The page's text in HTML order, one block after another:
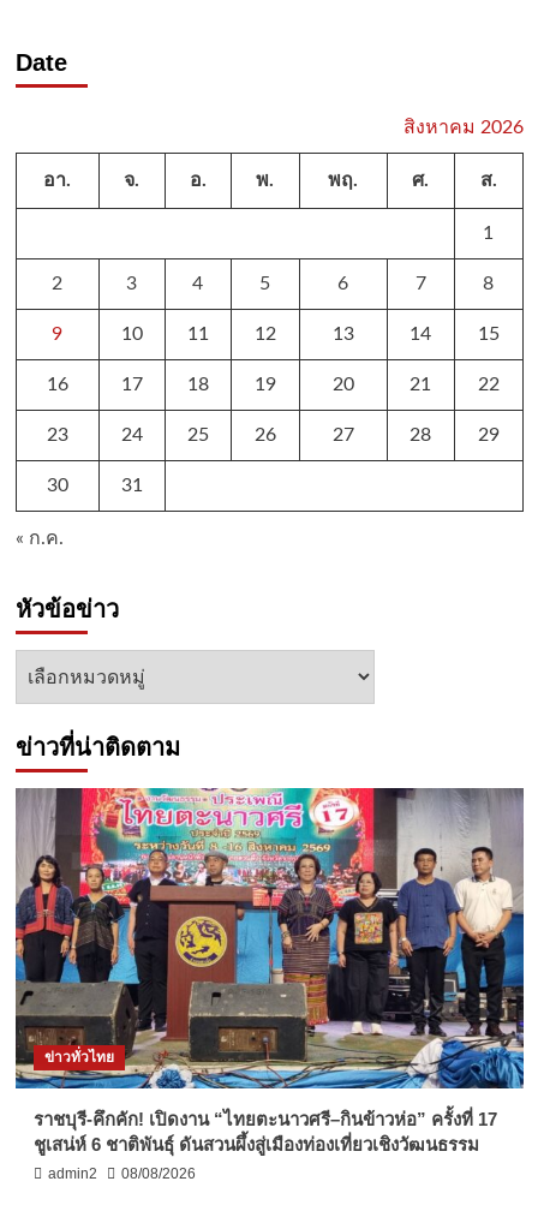
Date
สิงหาคม 2026
อา. จ. อ. พ. พฤ. ศ. ส.
1
2 3 4 5 6 7 8
9 10 11 12 13 14 15
16 17 18 19 20 21 22
23 24 25 26 27 28 29
30 31
« ก.ค.
หัวข้อข่าว
หัวข้อ
ข่าวที่น่าติดตาม
ข่าวทั่วไทย
ราชบุรี-คึกคัก! เปิดงาน “ไทยตะนาวศรี–กินข้าวห่อ” ครั้งที่ 17
ชูเสน่ห์ 6 ชาติพันธุ์ ดันสวนผึ้งสู่เมืองท่องเที่ยวเชิงวัฒนธรรม
admin2 08/08/2026